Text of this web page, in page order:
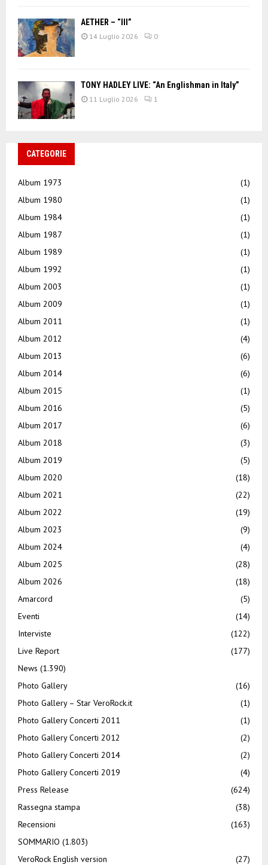
AETHER – “III”
14 Luglio 2026 0
TONY HADLEY LIVE: “An Englishman in Italy”
11 Luglio 2026 1
CATEGORIE
Album 1973
(1)
Album 1980
(1)
Album 1984
(1)
Album 1987
(1)
Album 1989
(1)
Album 1992
(1)
Album 2003
(1)
Album 2009
(1)
Album 2011
(1)
Album 2012
(4)
Album 2013
(6)
Album 2014
(6)
Album 2015
(1)
Album 2016
(5)
Album 2017
(6)
Album 2018
(3)
Album 2019
(5)
Album 2020
(18)
Album 2021
(22)
Album 2022
(19)
Album 2023
(9)
Album 2024
(4)
Album 2025
(28)
Album 2026
(18)
Amarcord
(5)
Eventi
(14)
Interviste
(122)
Live Report
(177)
News (1.390)
Photo Gallery
(16)
Photo Gallery – Star VeroRock.it
(1)
Photo Gallery Concerti 2011
(1)
Photo Gallery Concerti 2012
(2)
Photo Gallery Concerti 2014
(2)
Photo Gallery Concerti 2019
(4)
Press Release
(624)
Rassegna stampa
(38)
Recensioni
(163)
SOMMARIO (1.803)
VeroRock English version
(27)